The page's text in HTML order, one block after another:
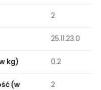
2
25.11.23.0
kg) 0.2
(w
2